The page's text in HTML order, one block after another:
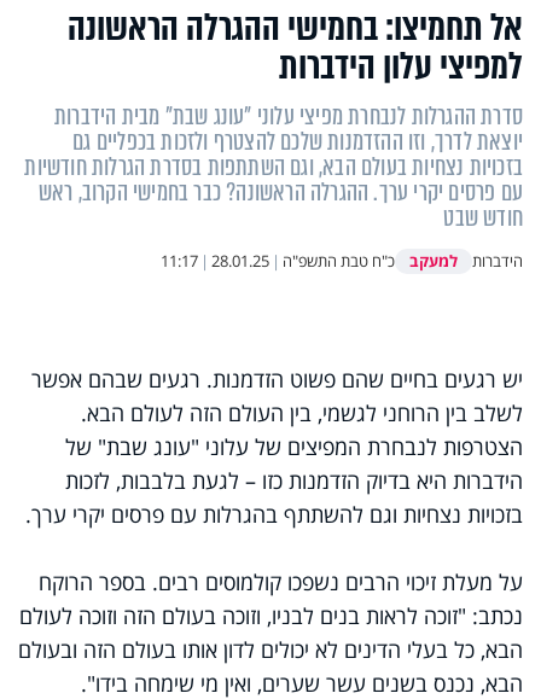
אל תחמיצו: בחמישי ההגרלה הראשונה
למפיצי עלון הידברות
סדרת ההגרלות לנבחרת מפיצי עלוני "עונג שבת" מבית הידברות
יוצאת לדרך, וזו ההזדמנות שלכם להצטרף ולזכות בכפליים גם
בזכויות נצחיות בעולם הבא, וגם השתתפות בסדרת הגרלות חודשיות
עם פרסים יקרי ערך. ההגרלה הראשונה? כבר בחמישי הקרוב, ראש
חודש שבט
הידברות למעקב כ"ח טבת התשפ"ה |
28.01.25
|
11:17
יש רגעים בחיים שהם פשוט הזדמנות. רגעים שבהם אפשר
לשלב בין הרוחני לגשמי, בין העולם הזה לעולם הבא.
הצטרפות לנבחרת המפיצים של עלוני "עונג שבת" של
הידברות היא בדיוק הזדמנות כזו – לגעת בלבבות, לזכות
בזכויות נצחיות וגם להשתתף בהגרלות עם פרסים יקרי ערך.
על מעלת זיכוי הרבים נשפכו קולמוסים רבים. בספר הרוקח
נכתב: "זוכה לראות בנים לבניו, וזוכה בעולם הזה וזוכה לעולם
הבא, כל בעלי הדינים לא יכולים לדון אותו בעולם הזה ובעולם
הבא, נכנס בשנים עשר שערים, ואין מי שימחה בידו".